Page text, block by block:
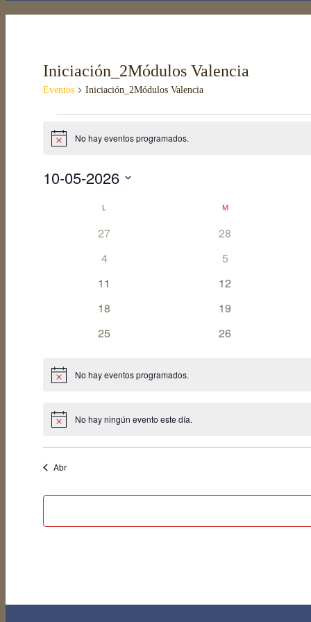
Iniciación_2Módulos Valencia
Eventos Iniciación_2Módulos Valencia
Eventos
Aviso No hay eventos programados.
10-05-2026
Calendario
Eventos
L MMARTES
0
27
0
28
0
4
0
5
0
11
0
12
0
18
0
19
0
25
0
26
Aviso No hay eventos programados.
Aviso No hay ningún evento este día.
Abr